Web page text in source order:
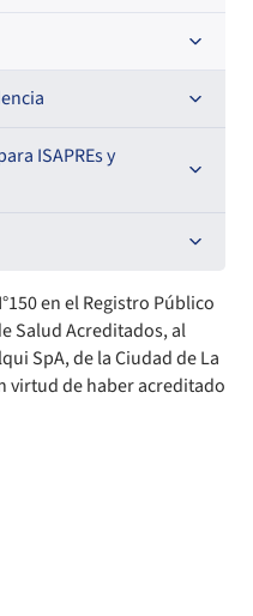
que afecten a
Públicas
de autoridades
N° 20.285
ISAPREs y
en el Registro Público
Salud Acreditados, al
SpA, de la Ciudad de La
virtud de haber acreditado